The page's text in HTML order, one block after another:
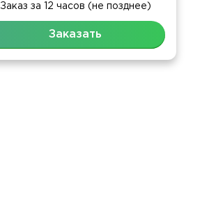
Заказ за 12 часов (не позднее)
Заказать